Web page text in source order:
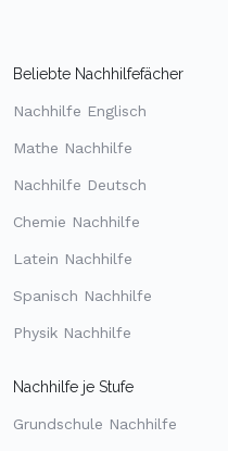
Beliebte Nachhilfefächer
Nachhilfe Englisch
Mathe Nachhilfe
Nachhilfe Deutsch
Chemie Nachhilfe
Latein Nachhilfe
Spanisch Nachhilfe
Physik Nachhilfe
Nachhilfe je Stufe
Grundschule Nachhilfe